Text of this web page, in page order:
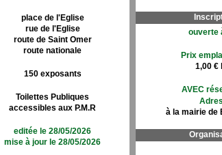
place de l'Eglise
rue de l'Eglise
route de Saint Omer
route nationale
150 exposants
Toilettes Publiques
accessibles aux P.M.R
editée le 28/05/2026
mise à jour le 28/05/2026
ouverte
Prix
1,00 €
AVEC
à la mairie de